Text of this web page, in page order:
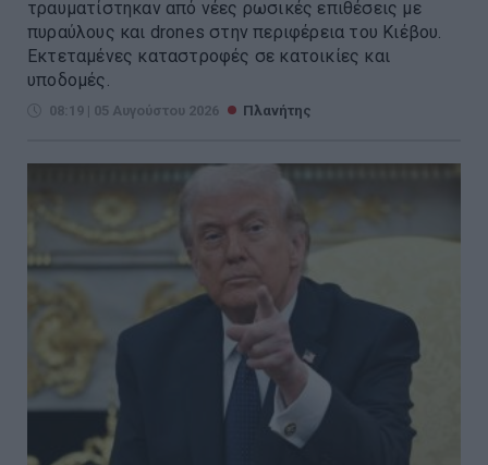
τραυματίστηκαν από νέες ρωσικές επιθέσεις με
πυραύλους και drones στην περιφέρεια του Κιέβου.
Εκτεταμένες καταστροφές σε κατοικίες και
υποδομές.
08:19 | 05 Αυγούστου 2026 Πλανήτης